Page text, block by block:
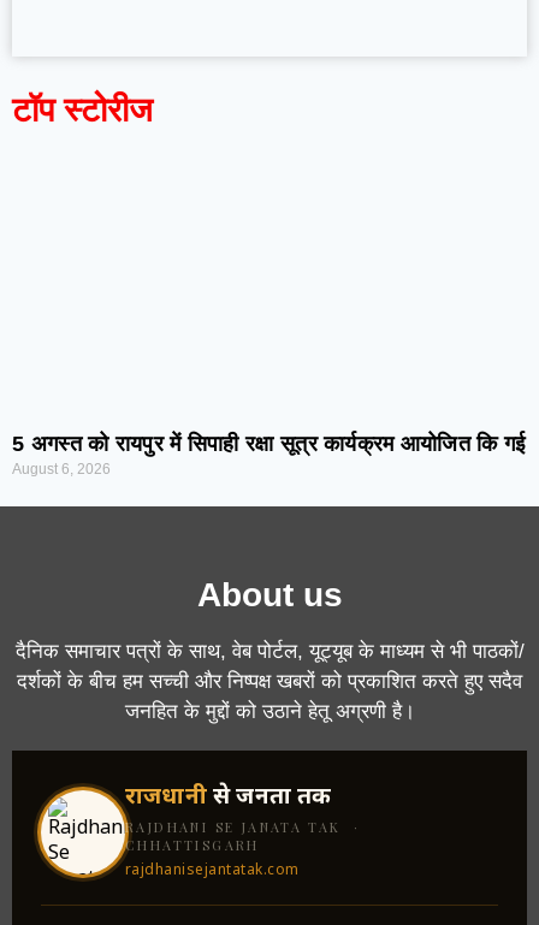
टॉप स्टोरीज
5 अगस्त को रायपुर में सिपाही रक्षा सूत्र कार्यक्रम आयोजित कि गई
August 6, 2026
About us
दैनिक समाचार पत्रों के साथ, वेब पोर्टल, यूट्यूब के माध्यम से भी पाठकों/
दर्शकों के बीच हम सच्ची और निष्पक्ष खबरों को प्रकाशित करते हुए सदैव
जनहित के मुद्दों को उठाने हेतू अग्रणी है।
राजधानीसे जनता तक
RAJDHANI SE JANATA TAK ·
CHHATTISGARH
rajdhanisejantatak.com